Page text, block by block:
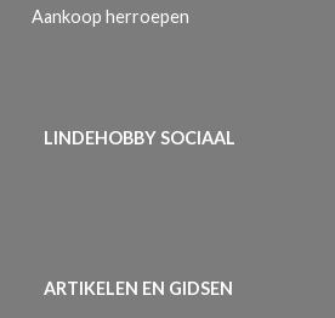
Aankoop herroepen
LINDEHOBBY SOCIAAL
ARTIKELEN EN GIDSEN